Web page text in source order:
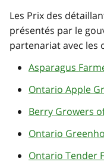
Les Prix des
présentés par le
partenariat avec les
Asparagus
Ontario Apple
Berry Growers
Ontario
Ontario Tender